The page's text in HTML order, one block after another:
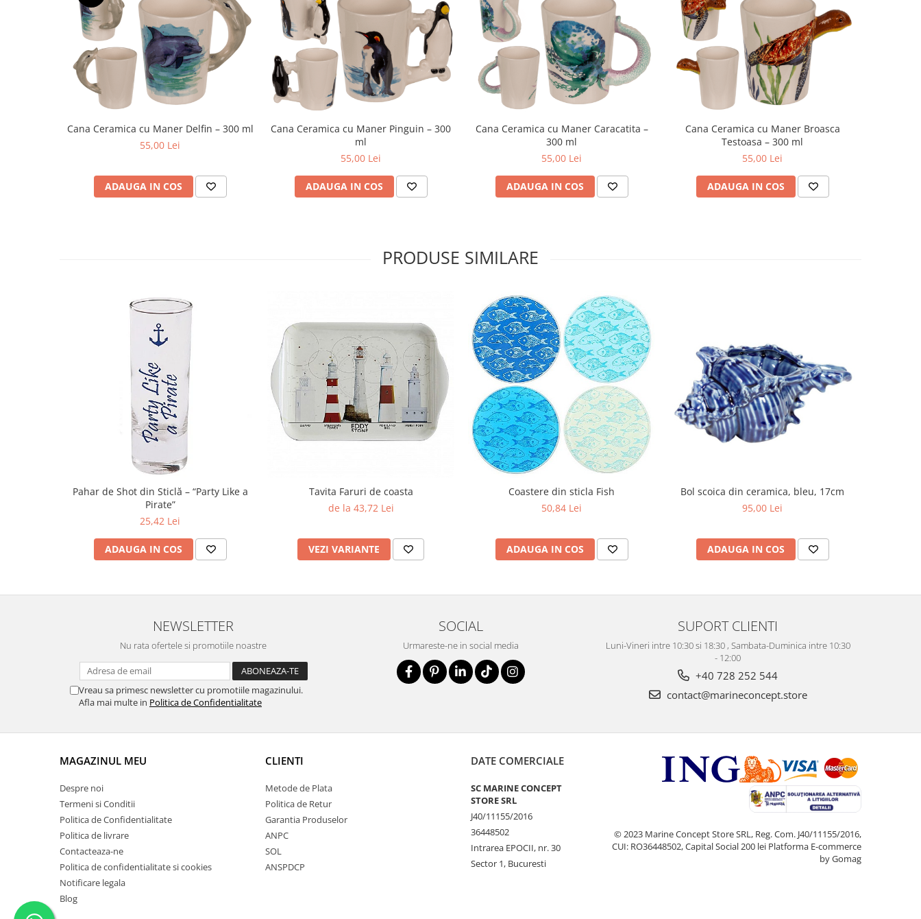
Cana Ceramica cu Maner Delfin – 300 ml
55,00 Lei
ADAUGA IN COS
Cana Ceramica cu Maner Pinguin – 300
ml
55,00 Lei
ADAUGA IN COS
Cana Ceramica cu Maner Caracatita –
300 ml
55,00 Lei
ADAUGA IN COS
Cana Ceramica cu Maner Broasca
Testoasa – 300 ml
55,00 Lei
ADAUGA IN COS
PRODUSE SIMILARE
Pahar de Shot din Sticlă – “Party Like a
Pirate”
25,42 Lei
ADAUGA IN COS
Tavita Faruri de coasta
de la 43,72 Lei
VEZI VARIANTE
Coastere din sticla Fish
50,84 Lei
ADAUGA IN COS
Bol scoica din ceramica, bleu, 17cm
95,00 Lei
ADAUGA IN COS
NEWSLETTER
Nu rata ofertele si promotiile noastre
Vreau sa primesc newsletter cu promotiile magazinului.
Afla mai multe in Politica de Confidentialitate
SOCIAL
Urmareste-ne in social media
SUPORT CLIENTI
Luni-Vineri intre 10:30 si 18:30 , Sambata-Duminica intre 10:30
- 12:00
+40 728 252 544
contact@marineconcept.store
MAGAZINUL MEU
Despre noi
Termeni si Conditii
Politica de Confidentialitate
Politica de livrare
Contacteaza-ne
Politica de confidentialitate si cookies
Notificare legala
Blog
CLIENTI
Metode de Plata
Politica de Retur
Garantia Produselor
ANPC
SOL
ANSPDCP
DATE COMERCIALE
SC MARINE CONCEPT
STORE SRL
J40/11155/2016
36448502
Intrarea EPOCII, nr. 30
Sector 1, Bucuresti
© 2023 Marine Concept Store SRL, Reg. Com. J40/11155/2016,
CUI: RO36448502, Capital Social 200 lei Platforma E-commerce
by Gomag